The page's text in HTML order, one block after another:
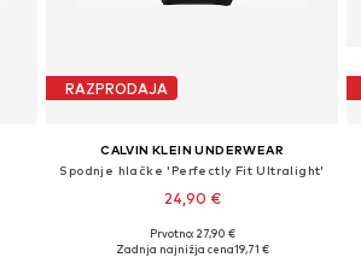
RAZPRODAJA
CALVIN KLEIN UNDERWEAR
Spodnje hlačke 'Perfectly Fit Ultralight'
24,90 €
Razpoložljive velikosti: XS, S, M, L, XL
Prvotno: 27,90 €
Zadnja najnižja cena19,71 €